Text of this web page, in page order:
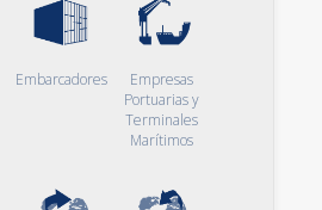
Embarcadores
Empresas
Portuarias y
Terminales
Marítimos